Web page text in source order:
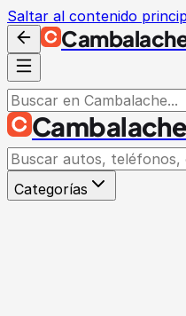
Saltar al contenido
Cambalache
Categorías